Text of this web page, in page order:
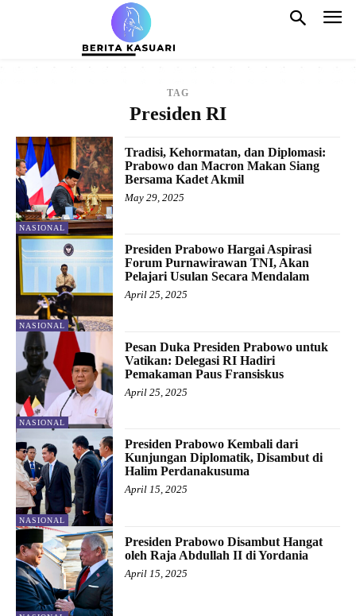
TAG
Presiden RI
NASIONAL
Tradisi, Kehormatan, dan Diplomasi:
Prabowo dan Macron Makan Siang
Bersama Kadet Akmil
May 29, 2025
NASIONAL
Presiden Prabowo Hargai Aspirasi
Forum Purnawirawan TNI, Akan
Pelajari Usulan Secara Mendalam
April 25, 2025
NASIONAL
Pesan Duka Presiden Prabowo untuk
Vatikan: Delegasi RI Hadiri
Pemakaman Paus Fransiskus
April 25, 2025
NASIONAL
Presiden Prabowo Kembali dari
Kunjungan Diplomatik, Disambut di
Halim Perdanakusuma
April 15, 2025
Presiden Prabowo Disambut Hangat
oleh Raja Abdullah II di Yordania
April 15, 2025